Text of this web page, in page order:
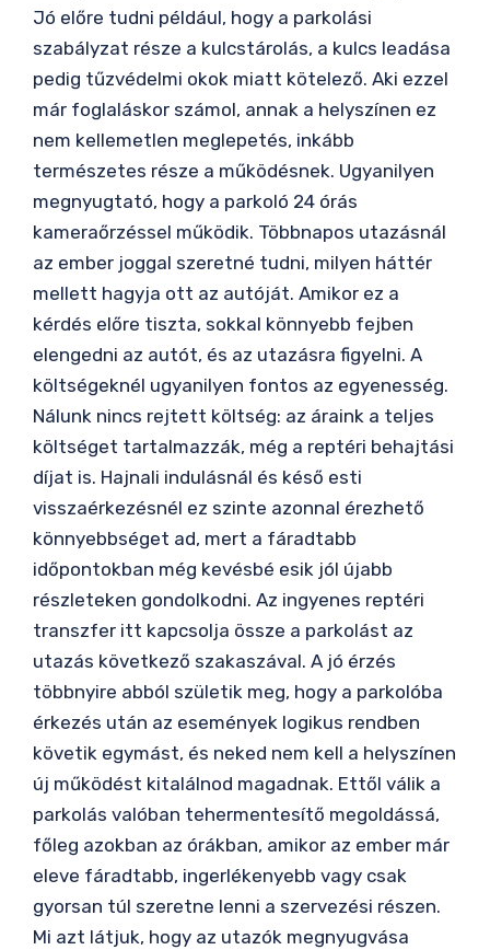
Jó előre tudni például, hogy a parkolási
szabályzat része a kulcstárolás, a kulcs leadása
pedig tűzvédelmi okok miatt kötelező. Aki ezzel
már foglaláskor számol, annak a helyszínen ez
nem kellemetlen meglepetés, inkább
természetes része a működésnek. Ugyanilyen
megnyugtató, hogy a parkoló 24 órás
kameraőrzéssel működik. Többnapos utazásnál
az ember joggal szeretné tudni, milyen háttér
mellett hagyja ott az autóját. Amikor ez a
kérdés előre tiszta, sokkal könnyebb fejben
elengedni az autót, és az utazásra figyelni. A
költségeknél ugyanilyen fontos az egyenesség.
Nálunk nincs rejtett költség: az áraink a teljes
költséget tartalmazzák, még a reptéri behajtási
díjat is. Hajnali indulásnál és késő esti
visszaérkezésnél ez szinte azonnal érezhető
könnyebbséget ad, mert a fáradtabb
időpontokban még kevésbé esik jól újabb
részleteken gondolkodni. Az ingyenes reptéri
transzfer itt kapcsolja össze a parkolást az
utazás következő szakaszával. A jó érzés
többnyire abból születik meg, hogy a parkolóba
érkezés után az események logikus rendben
követik egymást, és neked nem kell a helyszínen
új működést kitalálnod magadnak. Ettől válik a
parkolás valóban tehermentesítő megoldássá,
főleg azokban az órákban, amikor az ember már
eleve fáradtabb, ingerlékenyebb vagy csak
gyorsan túl szeretne lenni a szervezési részen.
Mi azt látjuk, hogy az utazók megnyugvása